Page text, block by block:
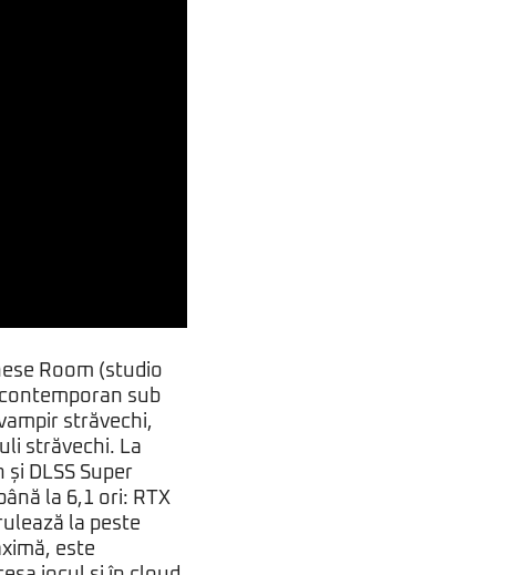
Room (studio
sub
străvechi,
străvechi. La
DLSS Super
la 6,1 ori: RTX
la peste
este